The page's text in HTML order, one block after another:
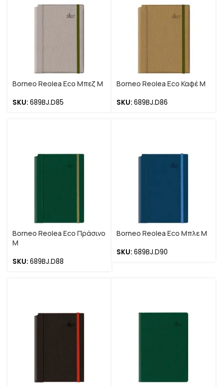
Borneo Reolea Eco Μπεζ M
SKU: 689BJ.D85
Borneo Reolea Eco Καφέ M
SKU: 689BJ.D86
Borneo Reolea Eco Πράσινο
M
SKU: 689BJ.D88
Borneo Reolea Eco Μπλε M
SKU: 689BJ.D90